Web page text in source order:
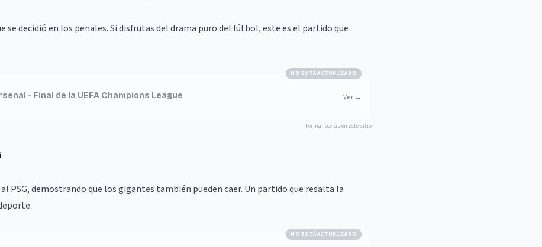
se decidió en los penales. Si disfrutas del drama puro del fútbol, este es el partido que
NO ESTÁ ACTUALIZADO
- Final de la UEFA Champions League Ver →
Permanecerás en este sitio
PSG, demostrando que los gigantes también pueden caer. Un partido que resalta la
NO ESTÁ ACTUALIZADO